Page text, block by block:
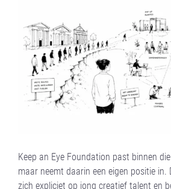
Keep an Eye Foundation past binnen
maar neemt daarin een eigen positie
zich expliciet op jong creatief talent en